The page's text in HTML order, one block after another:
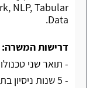
NLP, Tabular
Data.
דרישות המשרה:
- תואר שני
- 5 שנות ניסיון בתחום ה- Data Science